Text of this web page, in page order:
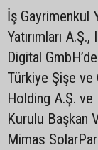
İş Gayrimenkul
Yatırımları
Digital
Türkiye Şişe ve
Holding A.Ş. ve
Kurulu Başkan
Mimas